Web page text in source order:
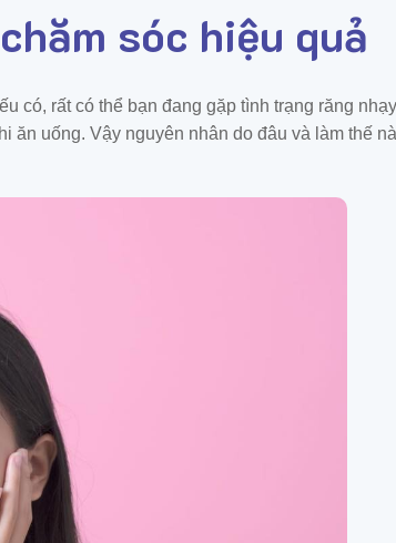
sóc hiệu quả
có, rất có thể bạn đang gặp tình trạng răng
uống. Vậy nguyên nhân do đâu và làm thế